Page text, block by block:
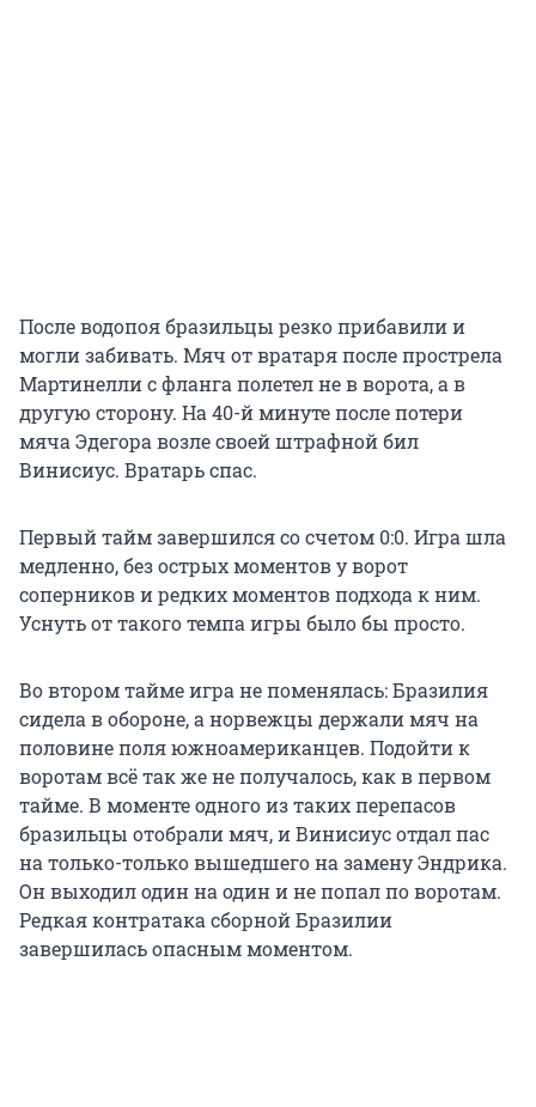
После водопоя бразильцы резко прибавили и
могли забивать. Мяч от вратаря после прострела
Мартинелли с фланга полетел не в ворота, а в
другую сторону. На 40-й минуте после потери
мяча Эдегора возле своей штрафной бил
Винисиус. Вратарь спас.
Первый тайм завершился со счетом 0:0. Игра шла
медленно, без острых моментов у ворот
соперников и редких моментов подхода к ним.
Уснуть от такого темпа игры было бы просто.
Во втором тайме игра не поменялась: Бразилия
сидела в обороне, а норвежцы держали мяч на
половине поля южноамериканцев. Подойти к
воротам всё так же не получалось, как в первом
тайме. В моменте одного из таких перепасов
бразильцы отобрали мяч, и Винисиус отдал пас
на только-только вышедшего на замену Эндрика.
Он выходил один на один и не попал по воротам.
Редкая контратака сборной Бразилии
завершилась опасным моментом.